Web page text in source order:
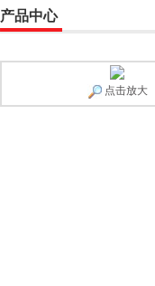
产品中心
点击放大